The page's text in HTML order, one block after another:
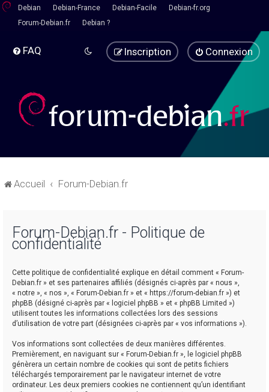
Debian Debian-France Debian-Facile
Debian-fr.org
Forum-Debian.fr
Debian ?
FAQ Connexion
Inscription
Accueil Forum-Debian.fr
Forum-Debian.fr - Politique de
confidentialité
Cette politique de confidentialité explique en détail comment « Forum-
Debian.fr » et ses partenaires affiliés (désignés ci-après par « nous »,
« notre », « nos », « Forum-Debian.fr » et « https://forum-debian.fr ») et
phpBB (désigné ci-après par « logiciel phpBB » et « phpBB Limited »)
utilisent toutes les informations collectées lors des sessions
d’utilisation de votre part (désignées ci-après par « vos informations »).
Vos informations sont collectées de deux manières différentes.
Premièrement, en naviguant sur « Forum-Debian.fr », le logiciel phpBB
génèrera un certain nombre de cookies qui sont de petits fichiers
téléchargés temporairement par le navigateur internet de votre
ordinateur. Les deux premiers cookies ne contiennent qu’un identifiant